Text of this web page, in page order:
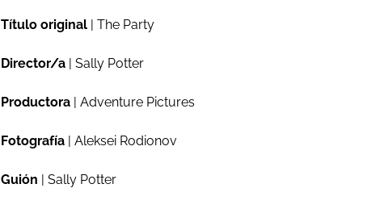
Título original | The Party
Director/a | Sally Potter
Productora | Adventure Pictures
Fotografía | Aleksei Rodionov
Guión | Sally Potter